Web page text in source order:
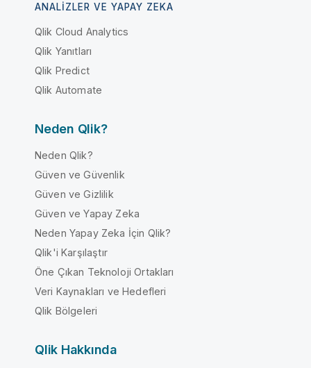
ANALIZLER VE YAPAY ZEKA
Qlik Cloud Analytics
Qlik Yanıtları
Qlik Predict
Qlik Automate
Neden Qlik?
Neden Qlik?
Güven ve Güvenlik
Güven ve Gizlilik
Güven ve Yapay Zeka
Neden Yapay Zeka İçin Qlik?
Qlik'i Karşılaştır
Öne Çıkan Teknoloji Ortakları
Veri Kaynakları ve Hedefleri
Qlik Bölgeleri
Qlik Hakkında